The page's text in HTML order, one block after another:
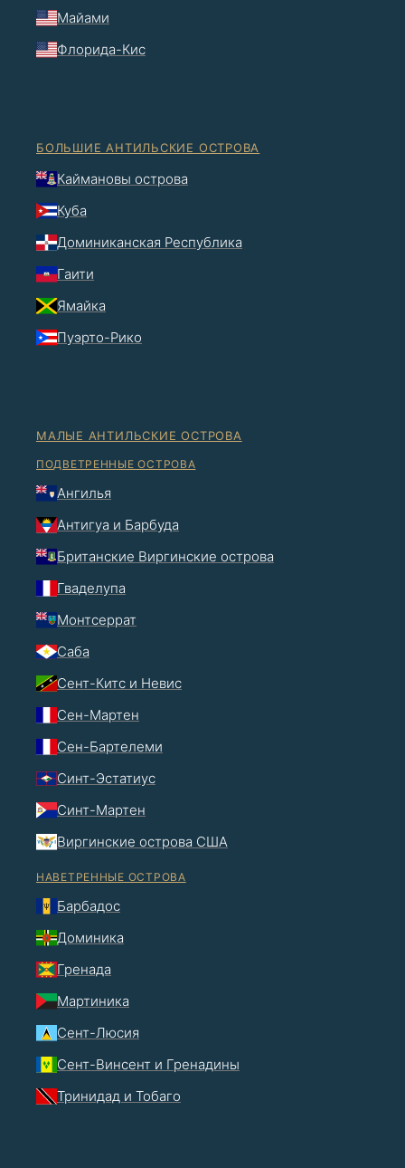
Майами
Флорида-Кис
БОЛЬШИЕ АНТИЛЬСКИЕ ОСТРОВА
Каймановы острова
Куба
Доминиканская Республика
Гаити
Ямайка
Пуэрто-Рико
МАЛЫЕ АНТИЛЬСКИЕ ОСТРОВА
ПОДВЕТРЕННЫЕ ОСТРОВА
Ангилья
Антигуа и Барбуда
Британские Виргинские острова
Гваделупа
Монтсеррат
Саба
Сент-Китс и Невис
Сен-Мартен
Сен-Бартелеми
Синт-Эстатиус
Синт-Мартен
Виргинские острова США
НАВЕТРЕННЫЕ ОСТРОВА
Барбадос
Доминика
Гренада
Мартиника
Сент-Люсия
Сент-Винсент и Гренадины
Тринидад и Тобаго